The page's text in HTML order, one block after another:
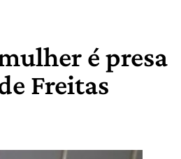
é presa
Freitas